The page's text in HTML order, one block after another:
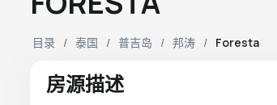
目录 泰国 普吉岛 邦涛 Foresta
房源描述